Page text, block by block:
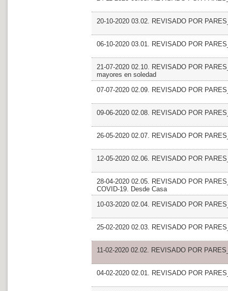
20-10-2020 03.02. REVISADO POR
06-10-2020 03.01. REVISADO POR
21-07-2020 02.10. REVISADO POR
mayores en soledad
07-07-2020 02.09. REVISADO POR
09-06-2020 02.08. REVISADO POR
26-05-2020 02.07. REVISADO POR
12-05-2020 02.06. REVISADO POR
28-04-2020 02.05. REVISADO POR
COVID-19. Desde Casa
10-03-2020 02.04. REVISADO POR
25-02-2020 02.03. REVISADO POR
11-02-2020 02.02. REVISADO POR
04-02-2020 02.01. REVISADO POR